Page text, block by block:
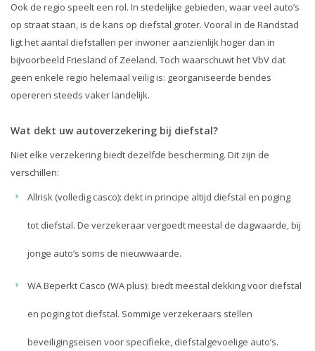
Ook de regio speelt een rol. In stedelijke gebieden, waar veel auto’s
op straat staan, is de kans op diefstal groter. Vooral in de Randstad
ligt het aantal diefstallen per inwoner aanzienlijk hoger dan in
bijvoorbeeld Friesland of Zeeland. Toch waarschuwt het VbV dat
geen enkele regio helemaal veilig is: georganiseerde bendes
opereren steeds vaker landelijk.
Wat dekt uw autoverzekering bij diefstal?
Niet elke verzekering biedt dezelfde bescherming. Dit zijn de
verschillen:
Allrisk (volledig casco): dekt in principe altijd diefstal en poging
tot diefstal. De verzekeraar vergoedt meestal de dagwaarde, bij
jonge auto’s soms de nieuwwaarde.
WA Beperkt Casco (WA plus): biedt meestal dekking voor diefstal
en poging tot diefstal. Sommige verzekeraars stellen
beveiligingseisen voor specifieke, diefstalgevoelige auto’s.